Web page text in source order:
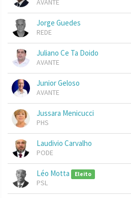
AVANTE
Jorge Guedes
REDE
Juliano Ce Ta Doido
AVANTE
Junior Geloso
AVANTE
Jussara Menicucci
PHS
Laudivio Carvalho
PODE
Léo Motta Eleito
PSL